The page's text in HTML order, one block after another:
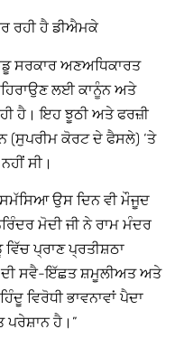
ਰਹੀ ਹੈ ਡੀਐਮਕੇ
ਸਰਕਾਰ ਅਣਅਧਿਕਾਰਤ
ਲਈ ਕਾਨੂੰਨ ਅਤੇ
ਹੈ। ਇਹ ਝੂਠੀ ਅਤੇ ਫਰਜ਼ੀ
(ਸੁਪਰੀਮ ਕੋਰਟ ਦੇ ਫੈਸਲੇ) ‘ਤੇ
ਸੀ।
ਉਸ ਦਿਨ ਵੀ ਮੌਜੂਦ
ਮੋਦੀ ਜੀ ਨੇ ਰਾਮ ਮੰਦਰ
ਪ੍ਰਾਣ ਪ੍ਰਤੀਸ਼ਠਾ
ਸਵੈ-ਇੱਛਤ ਸ਼ਮੂਲੀਅਤ ਅਤੇ
ਵਿਰੋਧੀ ਭਾਵਨਾਵਾਂ ਪੈਦਾ
ਹੈ।”